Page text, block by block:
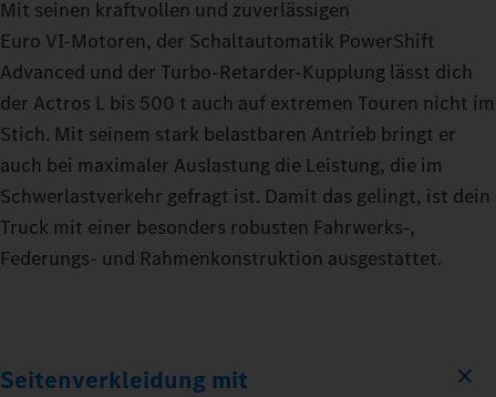
Mit seinen kraftvollen und zuverlässigen
Euro VI‑Motoren, der Schaltautomatik PowerShift
Advanced und der Turbo-Retarder-Kupplung lässt dich
der Actros L bis 500 t auch auf extremen Touren nicht im
Stich. Mit seinem stark belastbaren Antrieb bringt er
auch bei maximaler Auslastung die Leistung, die im
Schwerlastverkehr gefragt ist. Damit das gelingt, ist dein
Truck mit einer besonders robusten Fahrwerks-,
Federungs- und Rahmenkonstruktion ausgestattet.
Seitenverkleidung mit